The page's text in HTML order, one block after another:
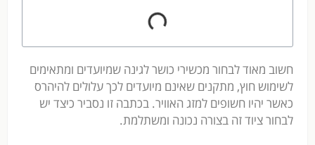
חשוב מאוד לבחור מכשירי כושר לגינה שמיועדים ומתאימים
לשימוש חוץ, מתקנים שאינם מיועדים לכך עלולים להיהרס
כאשר יהיו חשופים למזג האוויר. בכתבה זו נסביר כיצד יש
לבחור ציוד זה בצורה נכונה ומשתלמת.